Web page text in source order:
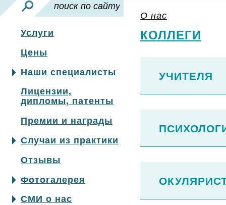
Услуги
Цены
Наши специалисты
Лицензии,
дипломы, патенты
Премии и награды
Случаи из практики
Отзывы
Фотогалерея
СМИ о нас
О нас
КОЛЛЕГИ
УЧИТЕЛЯ